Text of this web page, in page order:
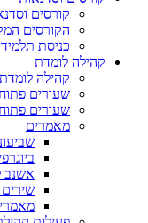
קורסים
הקורסים
כניסת
קהילה לומדת
קהילה
שעורים
שעורים
מאמרים
אשנב